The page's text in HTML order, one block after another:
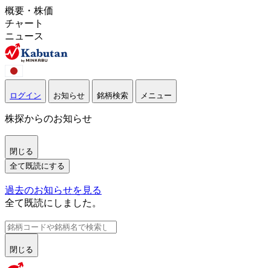
概要・株価
チャート
ニュース
ログイン お知らせ 銘柄検索 メニュー
株探からのお知らせ
閉じる
全て既読にする
過去のお知らせを見る
全て既読にしました。
閉じる